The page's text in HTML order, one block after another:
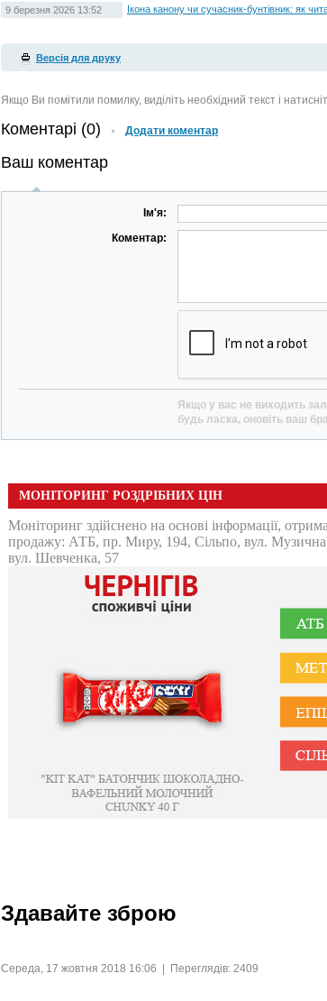
9 березня 2026 13:52 Ікона канону чи сучасник-бунтівник: як
Версія для друку
Якщо Ви помітили помилку, виділіть необхідний текст і
Коментарі (0) Додати коментар
Ваш коментар
Ім'я:
Коментар:
Якщо у вас не виходить
будь ласка, оновіть ваш
Здавайте зброю
Середа, 17 жовтня 2018 16:06 | Переглядів: 2409